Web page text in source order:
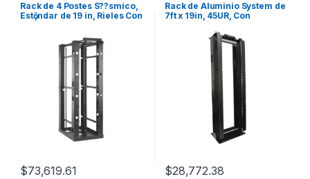
Rack de 4 Postes S??smico,
Estǭndar de 19 in, Rieles Con
Enjaulada, Fabricado en
Acero, 45 Unidades de Rack,
Color Negro
$73,619.61
Rack de Aluminio System de
7ft x 19in, 45UR, Con
conexi??n de tierra y
accesorios de montaje
$28,772.38